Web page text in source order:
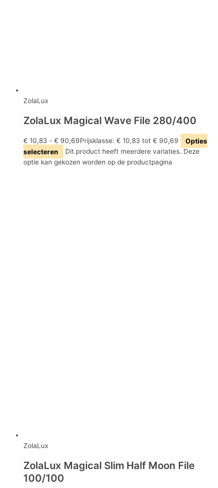
ZolaLux
ZolaLux Magical Wave File 280/400
€ 10,83 - € 90,69Prijsklasse: € 10,83 tot € 90,69
Opties
selecteren
Dit product heeft meerdere variaties. Deze
optie kan gekozen worden op de productpagina
ZolaLux
ZolaLux Magical Slim Half Moon File
100/100